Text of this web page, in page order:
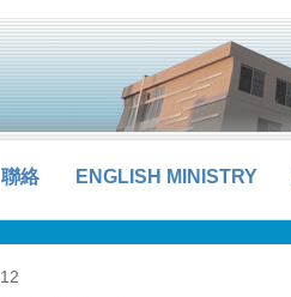
聯絡 ENGLISH MINISTRY